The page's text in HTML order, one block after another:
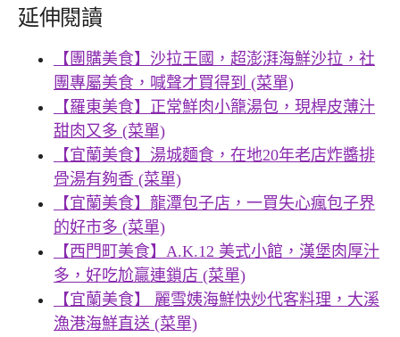
延伸閱讀
【團購美食】沙拉王國，超澎湃海鮮沙拉，社
團專屬美食，喊聲才買得到 (菜單)
【羅東美食】正常鮮肉小籠湯包，現桿皮薄汁
甜肉又多 (菜單)
【宜蘭美食】湯城麵食，在地20年老店炸醬排
骨湯有夠香 (菜單)
【宜蘭美食】龍潭包子店，一買失心瘋包子界
的好市多 (菜單)
【西門町美食】A.K.12 美式小館，漢堡肉厚汁
多，好吃尬贏連鎖店 (菜單)
【宜蘭美食】 麗雪姨海鮮快炒代客料理，大溪
漁港海鮮直送 (菜單)